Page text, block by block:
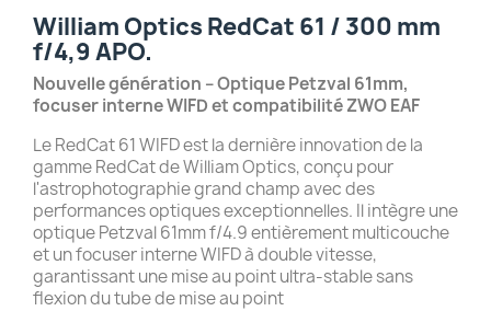
William Optics RedCat 61 / 300 mm
f/4,9 APO.
Nouvelle génération – Optique Petzval 61mm,
focuser interne WIFD et compatibilité ZWO EAF
Le RedCat 61 WIFD est la dernière innovation de la
gamme RedCat de William Optics, conçu pour
l'astrophotographie grand champ avec des
performances optiques exceptionnelles. Il intègre une
optique Petzval 61mm f/4.9 entièrement multicouche
et un focuser interne WIFD à double vitesse,
garantissant une mise au point ultra-stable sans
flexion du tube de mise au point